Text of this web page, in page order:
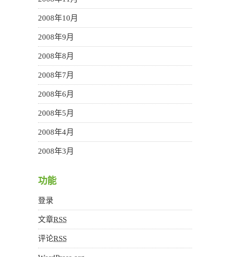
2008年10月
2008年9月
2008年8月
2008年7月
2008年6月
2008年5月
2008年4月
2008年3月
功能
登录
文章RSS
评论RSS